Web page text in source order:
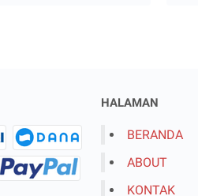
HALAMAN
BERANDA
ABOUT
KONTAK